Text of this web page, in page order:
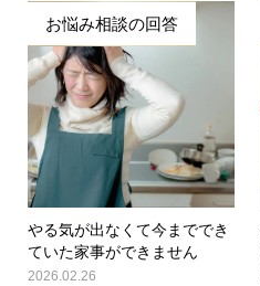
お悩み相談の回答
やる気が出なくて今まででき
ていた家事ができません
2026.02.26